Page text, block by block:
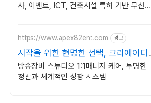
사, 이벤트, IOT, 건축시설 특허 기반 무선통
https://www.apex82ent.com 광고
시작을 위한 현명한 선택, 크리에이터,
BJ 상시 모집
방송장비 스튜디오 1:1매니저 케어, 투명한
정산과 체계적인 성장 시스템